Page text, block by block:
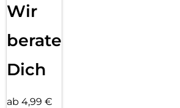
Wir
beraten
Dich
ab 4,99 €